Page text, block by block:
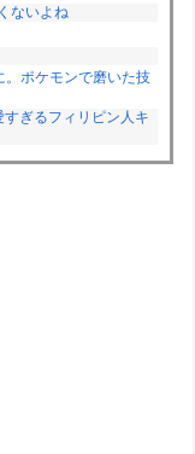
ないよね
。ポケモンで磨いた技
すぎるフィリピン人キ